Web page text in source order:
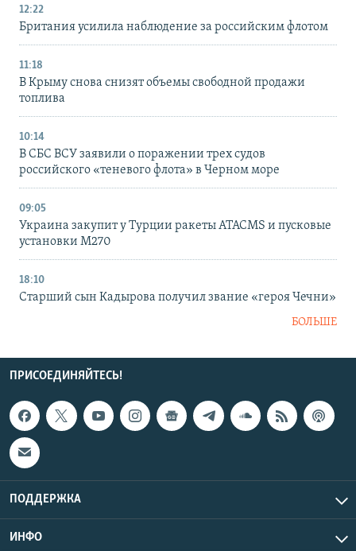
12:22
Британия усилила наблюдение за российским флотом
11:18
В Крыму снова снизят объемы свободной продажи
топлива
10:14
В СБС ВСУ заявили о поражении трех судов
российского «теневого флота» в Черном море
09:05
Украина закупит у Турции ракеты ATACMS и пусковые
установки M270
18:10
Старший сын Кадырова получил звание «героя Чечни»
БОЛЬШЕ
ПРИСОЕДИНЯЙТЕСЬ!
ПОДДЕРЖКА
ИНФО